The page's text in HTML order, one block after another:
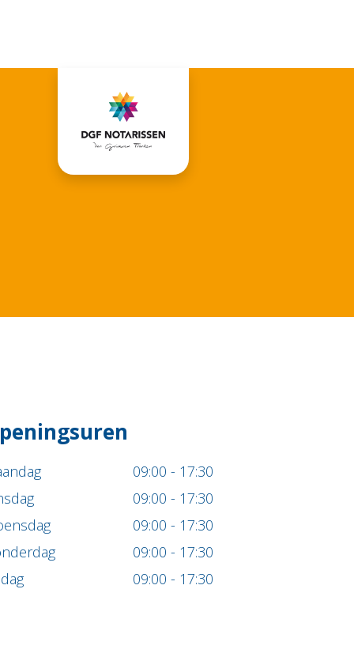
09:00 - 17:30
09:00 - 17:30
09:00 - 17:30
09:00 - 17:30
09:00 - 17:30